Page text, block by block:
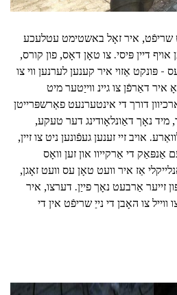
שריפֿט, איר זאָל באשטימט עטלעכע
אויף דיין פּיסי. צו טאָן דאָס, פון קורס,
- פּונקט אַזוי איר קענען לערנען ווי צו
איר דאַרפֿן צו גיינ ווייַטער מיט
דורך די אינטערנעט פאַרשפּרייטן
מיד נאָך דאַונלאָודינג דער טעקע,
אויב זיי זענען געפֿונען ניט צו זיין,
די אַרקייוו און זען וואָס
אַז איר וועט טאָן עס וועט זאָגן,
זייער אַרבעט נאָך פייַן. דערצו, איר
צו האָבן די נייַ שריפֿט אין די